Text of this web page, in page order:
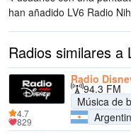
han añadido LV6 Radio
Radios similares a
Radio
94.3 FM
Música de
4.7
829